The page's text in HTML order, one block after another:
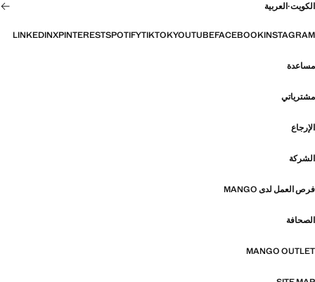
الكويت·العربية
INSTAGRAM
FACEBOOK
YOUTUBE
TIKTOK
SPOTIFY
PINTEREST
X
LINKEDIN
مساعدة
مشترياتي
الإرجاع
الشركة
فرص العمل لدى MANGO
الصحافة
MANGO OUTLET